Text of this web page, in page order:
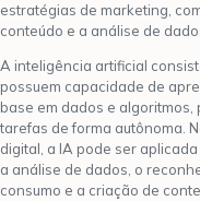
estratégias de marketing,
conteúdo e a análise de
A inteligência artificial
possuem capacidade de
base em dados e
tarefas de forma autônoma.
digital, a IA pode ser
a análise de dados, o
consumo e a criação de